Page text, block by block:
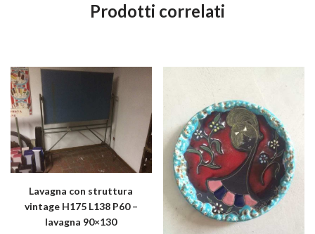
Prodotti correlati
Lavagna con struttura
vintage H175 L138 P60 –
lavagna 90×130